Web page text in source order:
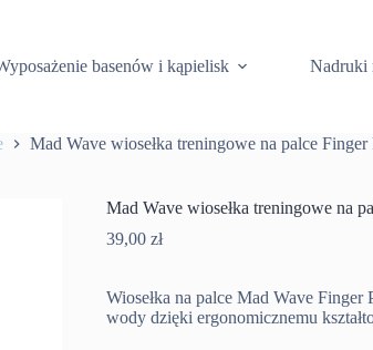
basenów i kąpielisk Nadruki
Mad Wave wiosełka treningowe na palce Finger
Mad Wave wiosełka treningowe na
39,00 zł
Wiosełka na palce Mad Wave
wody dzięki ergonomicznemu